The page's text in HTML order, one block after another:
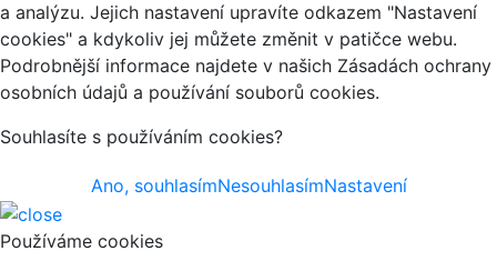
a analýzu. Jejich nastavení upravíte odkazem "Nastavení
cookies" a kdykoliv jej můžete změnit v patičce webu.
Podrobnější informace najdete v našich Zásadách ochrany
osobních údajů a používání souborů cookies.
Souhlasíte s používáním cookies?
Ano, souhlasímNesouhlasímNastavení
Používáme cookies